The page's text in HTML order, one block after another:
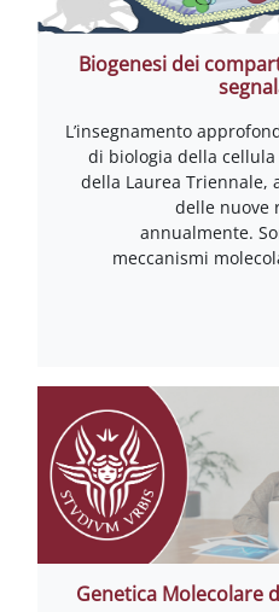
Biogenesi dei
L’insegnamento
di biologia della
della Laurea Triennale,
delle nuove
annualmente.
meccanismi
Genetica Molecolare